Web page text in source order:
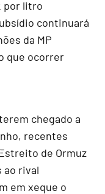
por litro
continuará
da MP
que ocorrer
chegado a
recentes
de Ormuz
ao rival
em xeque o